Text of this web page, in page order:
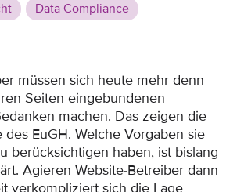
Data Compliance
müssen sich heute mehr denn
Seiten eingebundenen
machen. Das zeigen die
EuGH. Welche Vorgaben sie
berücksichtigen haben, ist bislang
Agieren Website-Betreiber dann
verkompliziert sich die Lage